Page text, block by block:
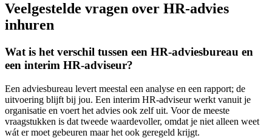
Veelgestelde vragen over HR-advies
inhuren
Wat is het verschil tussen een HR-adviesbureau en
een interim HR-adviseur?
Een adviesbureau levert meestal een analyse en een rapport; de
uitvoering blijft bij jou. Een interim HR-adviseur werkt vanuit je
organisatie en voert het advies ook zelf uit. Voor de meeste
vraagstukken is dat tweede waardevoller, omdat je niet alleen weet
wát er moet gebeuren maar het ook geregeld krijgt.